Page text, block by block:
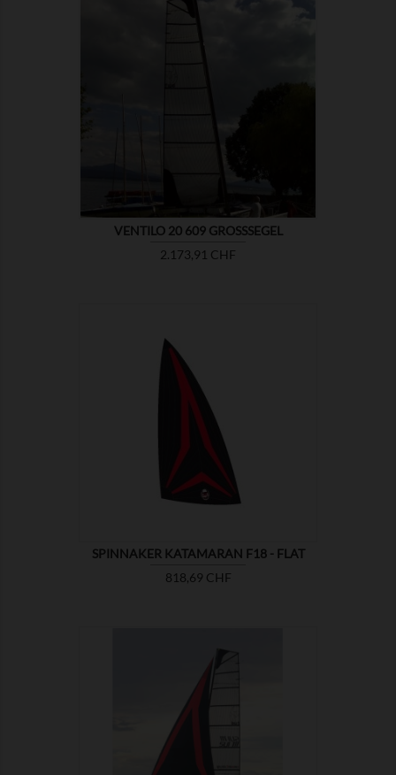
VENTILO 20 609 GROSSSEGEL
Preis
2.173,91 CHF
SPINNAKER KATAMARAN F18 - FLAT
Preis
818,69 CHF
